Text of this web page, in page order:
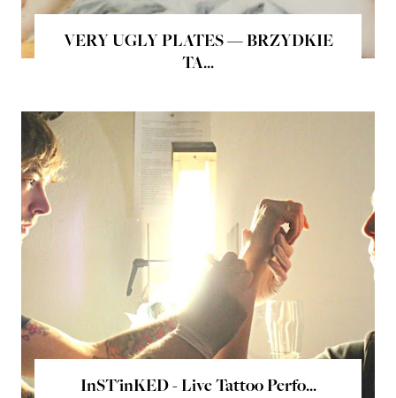
VERY UGLY PLATES — BRZYDKIE
TA...
InST'inKED - Live Tattoo Perfo...